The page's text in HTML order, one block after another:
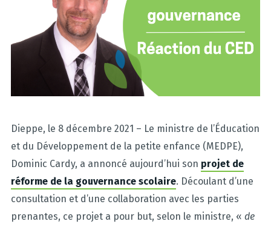
Dieppe, le 8 décembre 2021 – Le ministre de l’Éducation
et du Développement de la petite enfance (MEDPE),
Dominic Cardy, a annoncé aujourd’hui son projet de
réforme de la gouvernance scolaire. Découlant d’une
consultation et d’une collaboration avec les parties
prenantes, ce projet a pour but, selon le ministre, « de